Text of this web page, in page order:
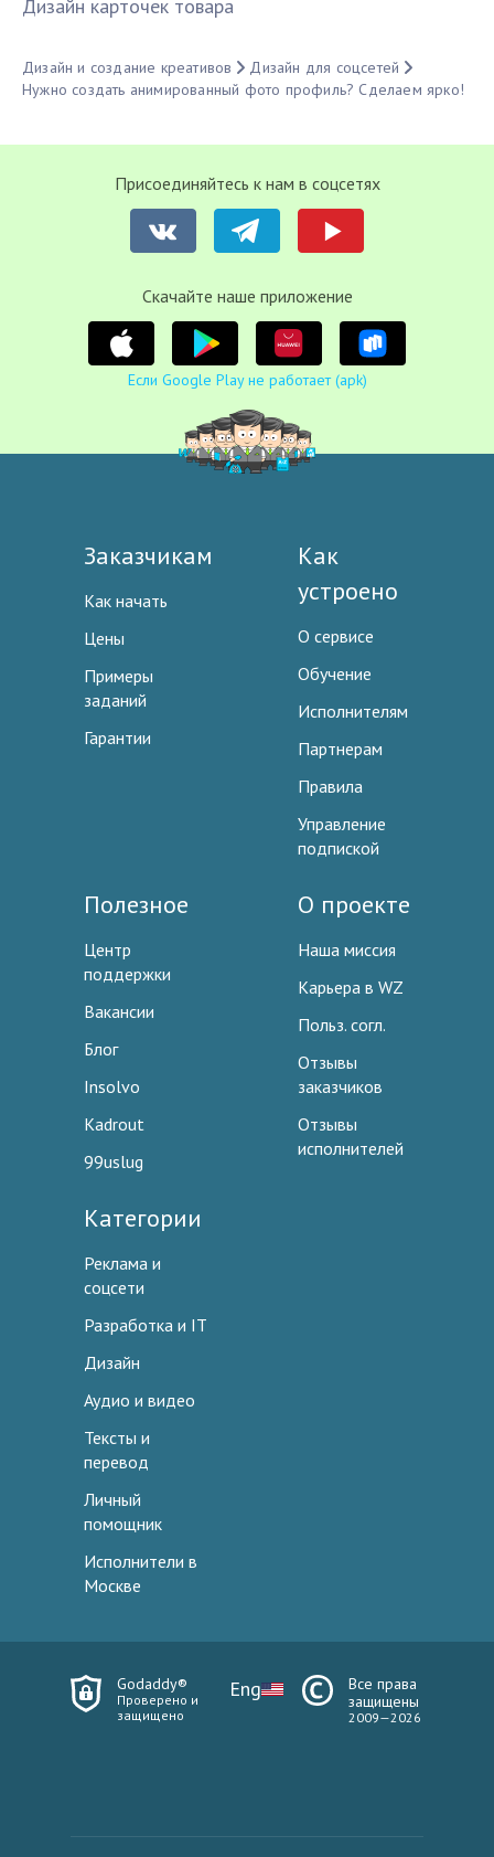
Дизайн карточек товара
Дизайн и создание креативов
Дизайн для соцсетей
Нужно создать анимированный фото профиль? Сделаем ярко!
Присоединяйтесь к нам в соцсетях
Cкачайте наше приложение
Если Google Play не работает (apk)
Заказчикам
Как начать
Цены
Примеры
заданий
Гарантии
Как
устроено
О сервисе
Обучение
Исполнителям
Партнерам
Правила
Управление
подпиской
Полезное
Центр
поддержки
Вакансии
Блог
Insolvo
Kadrout
99uslug
О проекте
Наша миссия
Карьера в WZ
Польз. согл.
Отзывы
заказчиков
Отзывы
исполнителей
Категории
Реклама и
соцсети
Разработка и IT
Дизайн
Аудио и видео
Тексты и
перевод
Личный
помощник
Исполнители в
Москве
Godaddy®
Проверено и
защищено
Eng
Все права
защищены
2009—2026